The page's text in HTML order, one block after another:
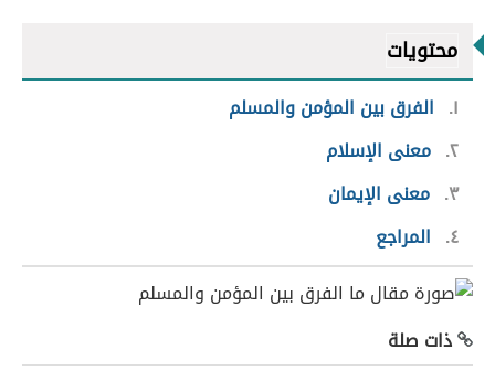
محتويات
١
الفرق بين المؤمن والمسلم
٢ معنى الإسلام
٣ معنى الإيمان
٤
المراجع
ذات صلة